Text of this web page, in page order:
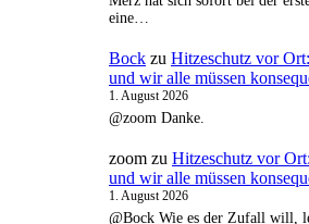
eine…
Bock zu Hitzeschutz vor
und wir alle müssen
1. August 2026
@zoom Danke.
zoom zu Hitzeschutz vor
und wir alle müssen
1. August 2026
@Bock Wie es der Zufall will,